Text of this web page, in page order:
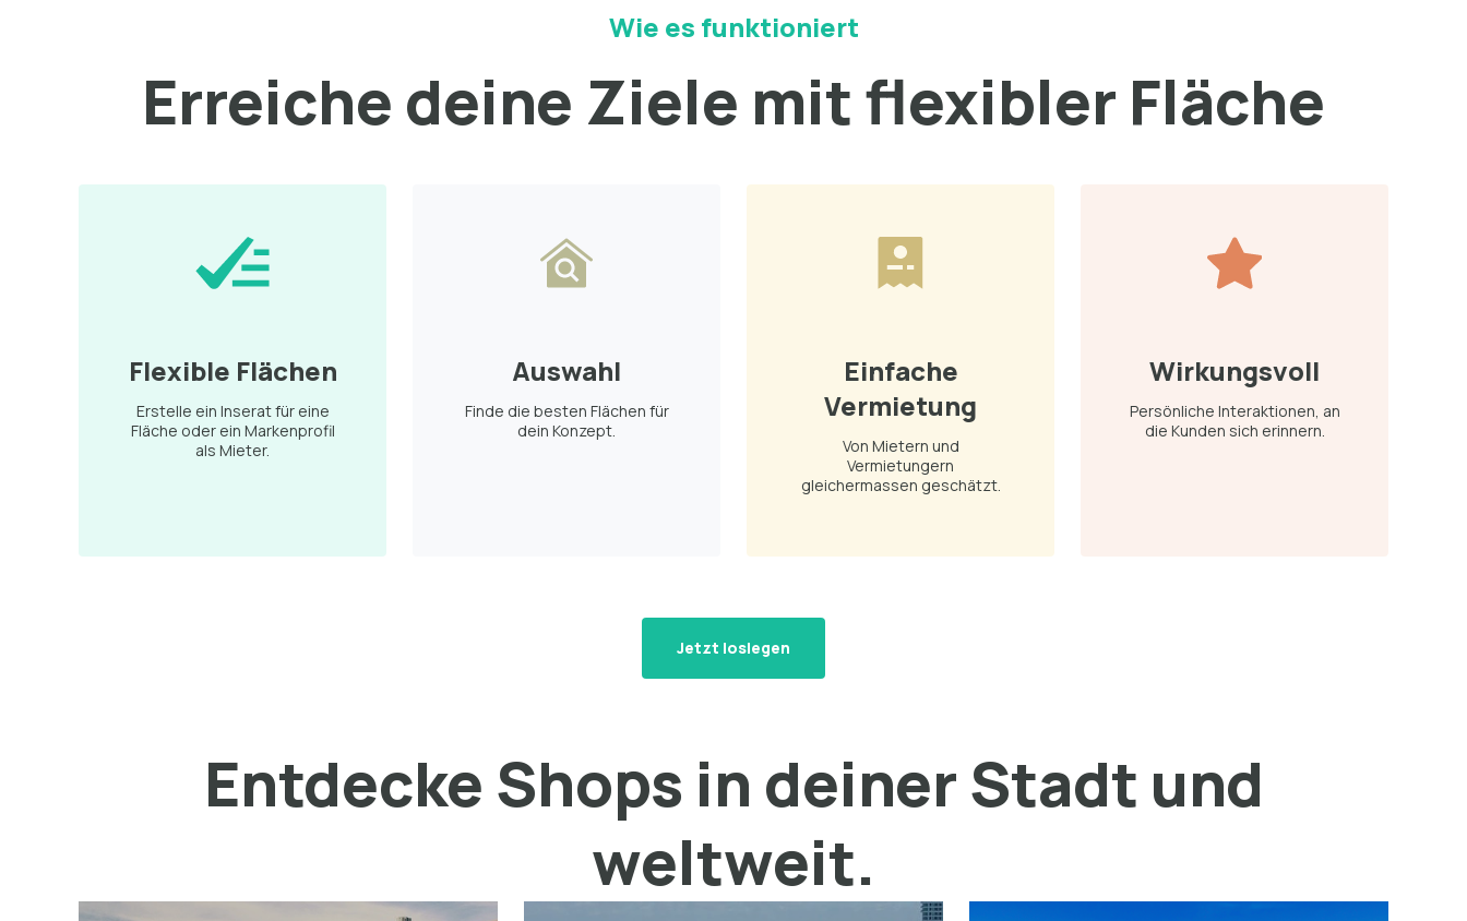
Wie es funktioniert
Erreiche deine Ziele mit flexibler Fläche
Flexible Flächen
Erstelle ein Inserat für eine
Fläche oder ein Markenprofil
als Mieter.
Auswahl
Finde die besten Flächen für
dein Konzept.
Einfache
Vermietung
Von Mietern und
Vermietungern
gleichermassen geschätzt.
Wirkungsvoll
Persönliche Interaktionen, an
die Kunden sich erinnern.
Jetzt loslegen
Entdecke Shops in deiner Stadt und
weltweit.